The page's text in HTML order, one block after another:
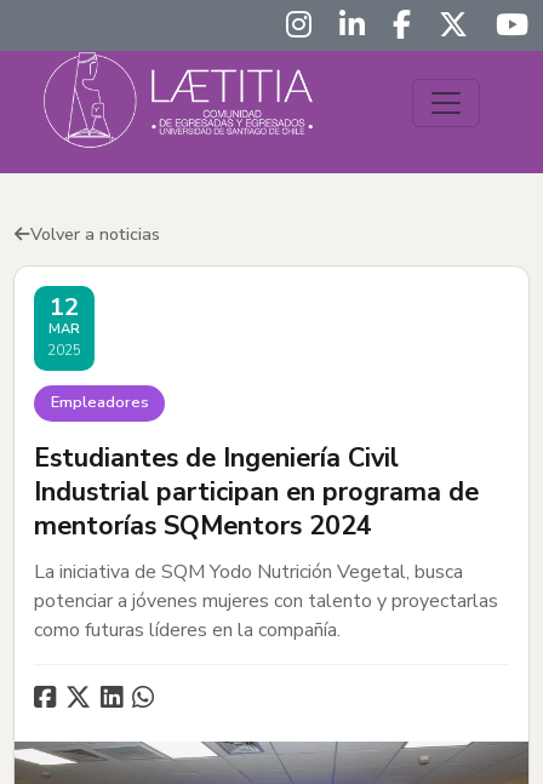
Volver a noticias
12
MAR
2025
Empleadores
Estudiantes de Ingeniería Civil
Industrial participan en programa de
mentorías SQMentors 2024
La iniciativa de SQM Yodo Nutrición Vegetal, busca
potenciar a jóvenes mujeres con talento y proyectarlas
como futuras líderes en la compañía.